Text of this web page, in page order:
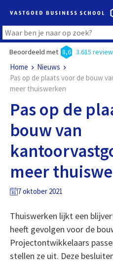
Beoordeeld met 8,6 3.615
Home
Nieuws
Pas op de plaats voor de bouw
meer thuiswerken
Pas op de
bouw van
meer
7 oktober 2021
Thuiswerken lijkt een
heeft gevolgen voor de
Projectontwikkelaars
stellen ze uit. Deze